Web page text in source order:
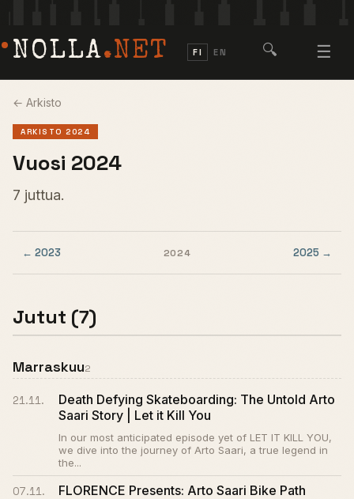
NOLLA.NET FI EN 🔍 ☰
← Arkisto
ARKISTO 2024
Vuosi 2024
7 juttua.
← 2023 2024 2025 →
Jutut (7)
Marraskuu2
21.11.
Death Defying Skateboarding: The Untold Arto
Saari Story | Let it Kill You
In our most anticipated episode yet of LET IT KILL YOU,
we dive into the journey of Arto Saari, a true legend in
the...
07.11. FLORENCE Presents: Arto Saari Bike Path